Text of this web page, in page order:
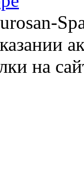
на